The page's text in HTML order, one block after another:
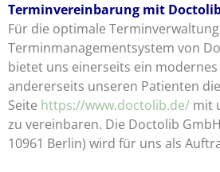
Terminvereinbarung mit
Für die optimale
Terminmanagementsystem von
bietet uns einerseits ein
andererseits unseren Patienten
Seite https://www.doctolib.de/ mit
zu vereinbaren. Die Doctolib
10961 Berlin) wird für uns als